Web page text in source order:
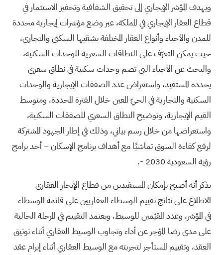
ويهدف المؤشر الإيجاري إلى تحقيق الشفافية وتحفيز الاستثمار في
قطاع العقار الإيجاري في المملكة، عبر وضع مؤشرات إيجارية محددة
للمدن والأحياء وأنواع العقار المختلفة بشقيها السكني والتجاري،
حيث يمكن التعرّف على النطاقات السعرية للوحدات السكنية،
والبحث عن الأحياء التي تضم وحدات سكنية في نطاق سعري
يحدده المستفيد، واستعراض عدد الصفقات الإيجارية والوحدات
السكنية والتجارية في الحيّ المعين خلال الفترة المحددة، ومتوسط
القيم الإيجارية، وتوضيح النطاق السعري للصفقات السكنية،
واستعراضها من خلال رسم بياني، وذلك في إطار الجهود المشتركة
لرفع كفاءة السوق تماشيًا مع أهداف برنامج الإسكان – أحد برامج
رؤية السعودية 2030 -.
يذكر أنه أصبح بإمكان المستفيدين من قطاع الإيجار العقاري
الاطلاع على نتائج تقييم الوسطاء العقاريين على قائمة الوسطاء
في المؤشر، وعدد المقيّمين للوسيط، ويعتمد التقييم في المرحلة الحالية
على مدى رضا المؤجر عن أداء وتجاوب الوسيط العقاري أثناء توثيق
العقد، وتقييم المستأجر لتجربته مع الوسيط العقاري أثناء إبرام عقد